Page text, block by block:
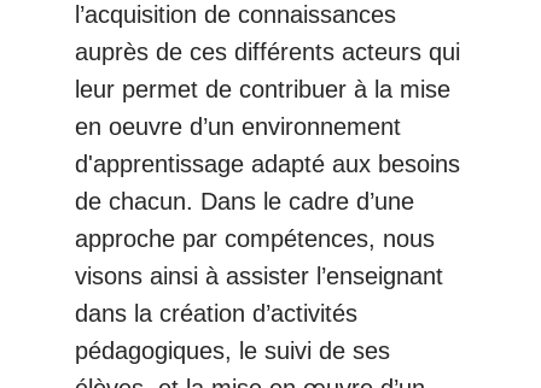
l’acquisition de connaissances
auprès de ces différents acteurs qui
leur permet de contribuer à la mise
en oeuvre d’un environnement
d'apprentissage adapté aux besoins
de chacun. Dans le cadre d’une
approche par compétences, nous
visons ainsi à assister l’enseignant
dans la création d’activités
pédagogiques, le suivi de ses